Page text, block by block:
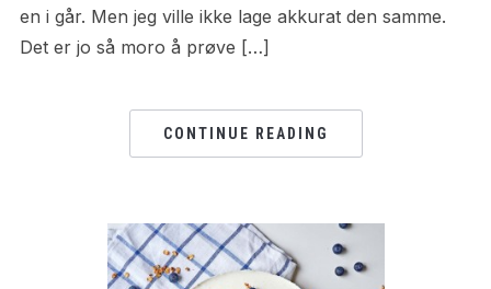
en i går. Men jeg ville ikke lage akkurat den samme.
Det er jo så moro å prøve […]
CONTINUE READING